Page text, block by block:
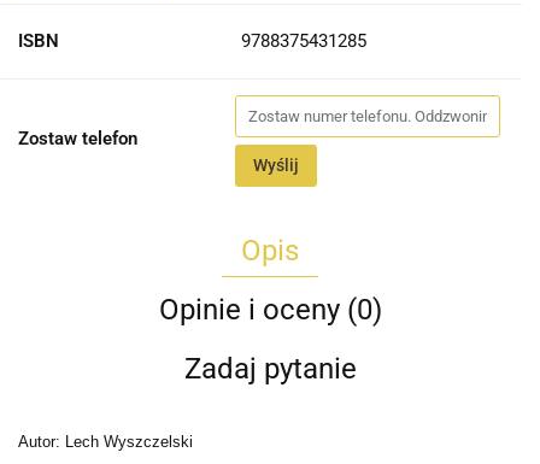
ISBN 9788375431285
Zostaw telefon
Wyślij
Opis
Opinie i oceny (0)
Zadaj pytanie
Autor: Lech Wyszczelski